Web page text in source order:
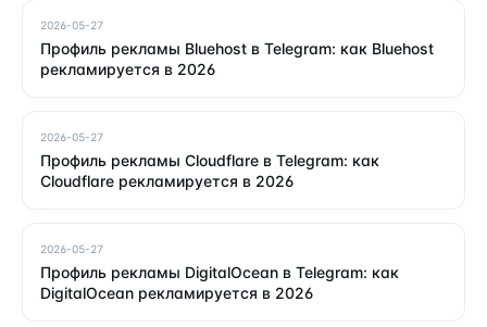
2026-05-27
Профиль рекламы Bluehost в Telegram: как Bluehost
рекламируется в 2026
2026-05-27
Профиль рекламы Cloudflare в Telegram: как
Cloudflare рекламируется в 2026
2026-05-27
Профиль рекламы DigitalOcean в Telegram: как
DigitalOcean рекламируется в 2026